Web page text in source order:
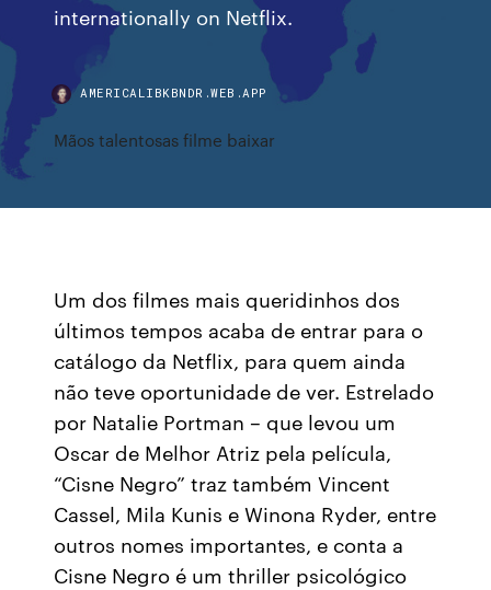
internationally on Netflix.
AMERICALIBKBNDR.WEB.APP
Mãos talentosas filme baixar
Um dos filmes mais queridinhos dos
últimos tempos acaba de entrar para o
catálogo da Netflix, para quem ainda
não teve oportunidade de ver. Estrelado
por Natalie Portman – que levou um
Oscar de Melhor Atriz pela película,
“Cisne Negro” traz também Vincent
Cassel, Mila Kunis e Winona Ryder, entre
outros nomes importantes, e conta a
Cisne Negro é um thriller psicológico